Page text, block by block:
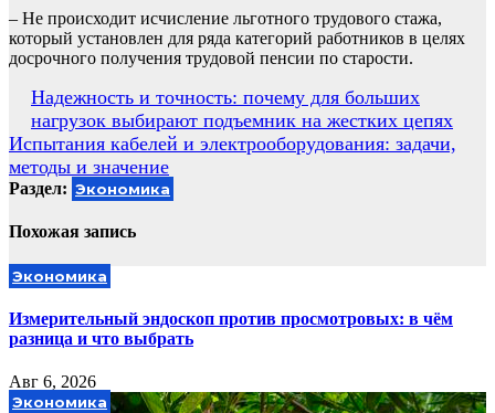
– Не происходит исчисление льготного трудового стажа,
который установлен для ряда категорий работников в целях
досрочного получения трудовой пенсии по старости.
Навигация
по
записям
Надежность и точность: почему для больших
нагрузок выбирают подъемник на жестких цепях
Испытания кабелей и электрооборудования: задачи,
методы и значение
Раздел: Экономика
Похожая запись
Экономика
Измерительный эндоскоп против просмотровых: в чём
разница и что выбрать
Авг 6, 2026
Экономика